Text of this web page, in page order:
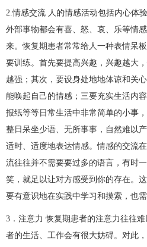
2.情感交流 人的情感活动包括内心体
外部事物都会有喜、怒、哀、乐等情
来。恢复期患者常常给人一种表情呆
要训练。首先要提高兴趣，兴趣越大
越强；其次，要设身处地地体谅和关
能唤起自己的情感；三要充实生活内
报纸等等日常生活中非常简单的小事
整日呆坐少语、无所事事，自然难以
适时、适度地表达情感。情感的交流
流往往并不需要要过多的语言，有时
笑，就足以让对方感受到你的存在。
要有意识地在实践中学习和摸索，也
3．注意力 恢复期患者的注意力往往
者的生活、工作会有很大妨碍。对此